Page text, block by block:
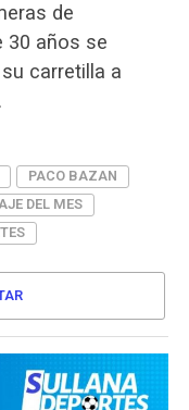
de
30 años se
carretilla a
PACO BAZAN
DEL MES